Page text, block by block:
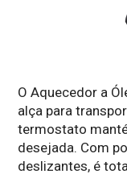
O Aquecedor a
alça para
termostato
desejada. Com
deslizantes, é